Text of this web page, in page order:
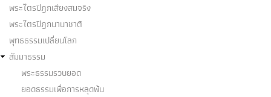
พระไตรปิฎกเสียงสมจริง
พระไตรปิฎกนานาชาติ
พุทธธรรมเปลี่ยนโลก
สัมมาธรรม
พระธรรมรวบยอด
ยอดธรรมเพื่อการหลุดพ้น